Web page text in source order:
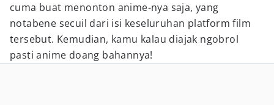
cuma buat menonton anime-nya saja, yang
notabene secuil dari isi keseluruhan platform film
tersebut. Kemudian, kamu kalau diajak ngobrol
pasti anime doang bahannya!